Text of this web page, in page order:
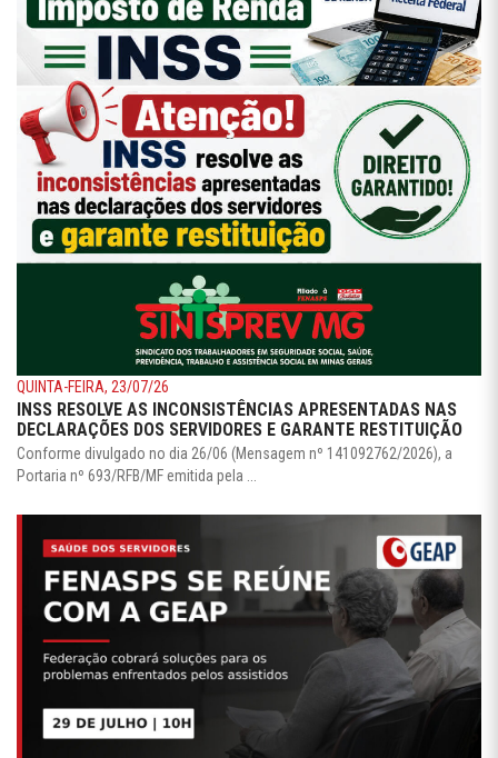
QUINTA-FEIRA, 23/07/26
INSS RESOLVE AS INCONSISTÊNCIAS APRESENTADAS NAS
DECLARAÇÕES DOS SERVIDORES E GARANTE RESTITUIÇÃO
Conforme divulgado no dia 26/06 (Mensagem nº 141092762/2026), a
Portaria nº 693/RFB/MF emitida pela ...